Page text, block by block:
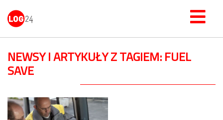
NEWSY I ARTYKUŁY Z TAGIEM: FUEL
SAVE